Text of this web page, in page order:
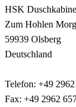
HSK
Zum Hohlen
59939 Olsberg
Deutschland
Telefon: +49
Fax: +49 2962